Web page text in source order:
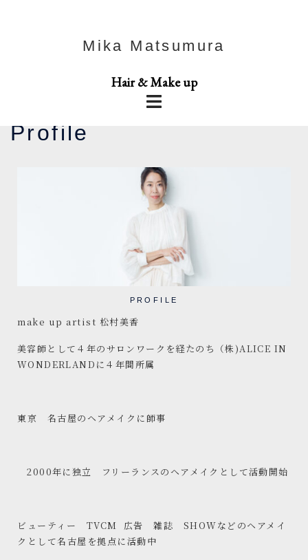
Mika Matsumura
Hair & Make up
Profile
PROFILE
make up artist 松村美香
美容師として４年のサロンワークを経たのち（株)ALICE IN
WONDERLANDに４年間所属
東京 名古屋のヘアメイクに師事
2000年に独立 フリーランスのヘアメイクとして活動開始
ビューティー TVCM 広告 雑誌 SHOWなどのヘアメイ
クとして名古屋を拠点に活動中